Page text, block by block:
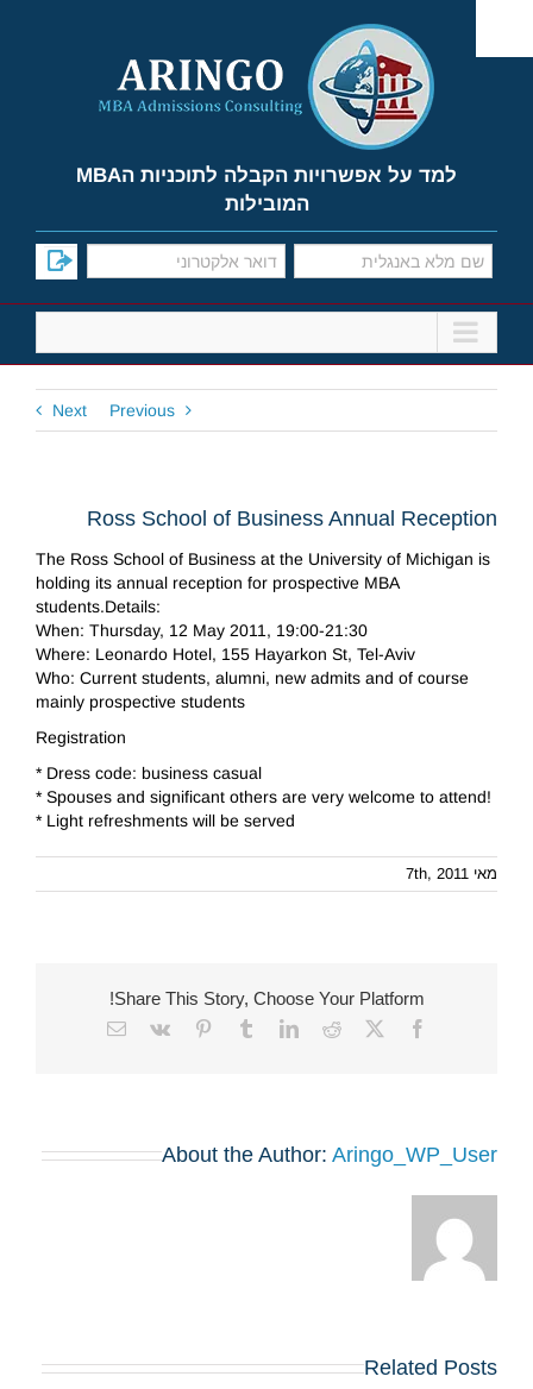
content
למד על אפשרויות הקבלה לתוכניות הMBA
המובילות
Previous
Next
Ross School of Business Annual Reception
The Ross School of Business at the University of Michigan is
holding its annual reception for prospective MBA
students.Details:
When: Thursday, 12 May 2011, 19:00-21:30
Where: Leonardo Hotel, 155 Hayarkon St, Tel-Aviv
Who: Current students, alumni, new admits and of course
mainly prospective students
Registration
* Dress code: business casual
* Spouses and significant others are very welcome to attend!
* Light refreshments will be served
מאי 7th, 2011
Share This Story, Choose Your Platform!
Facebook
X
Reddit
LinkedIn
Tumblr
Pinterest
Vk
Email
About the Author: Aringo_WP_User
Related Posts